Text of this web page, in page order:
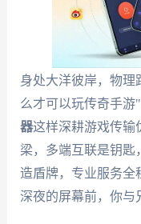
身处大洋彼岸，物理
么才可以玩传奇手游
器这样深耕游戏传输
梁，多端互联是钥匙
造盾牌，专业服务全
深夜的屏幕前，你与